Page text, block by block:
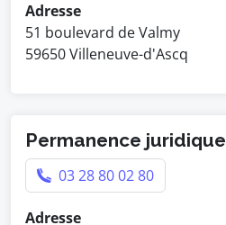
Adresse
51 boulevard de Valmy
59650 Villeneuve-d'Ascq
Permanence juridique
03 28 80 02 80
Adresse